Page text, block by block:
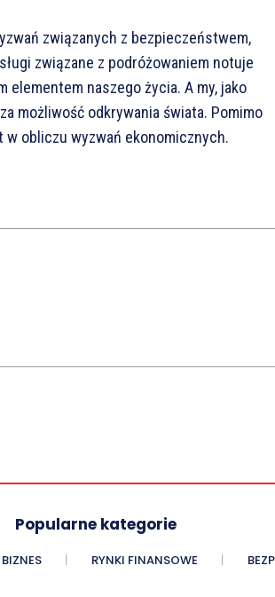
związanych z bezpieczeństwem,
związane z podróżowaniem notuje
elementem naszego życia. A my, jako
możliwość odkrywania świata. Pomimo
obliczu wyzwań ekonomicznych.
Popularne kategorie
BIZNES RYNKI FINANSOWE